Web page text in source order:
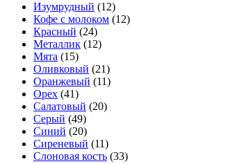
Изумрудный (12)
Кофе с молоком (12)
Красный (24)
Металлик (12)
Мята (15)
Оливковый (21)
Оранжевый (11)
Орех (41)
Салатовый (20)
Серый (49)
Синий (20)
Сиреневый (11)
Слоновая кость (33)